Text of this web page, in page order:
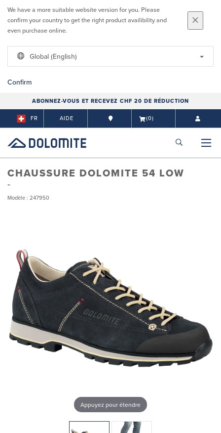
We have a more suitable website version for you. Please
confirm your country to get the right product availibility and
even purchase online.
Global (English)
Confirm
ABONNEZ-VOUS ET RECEVEZ CHF 20 DE RÉDUCTION
FR AIDE (0)
CHAUSSURE DOLOMITE 54 LOW
Modèle : 247950
Appuyez pour étendre